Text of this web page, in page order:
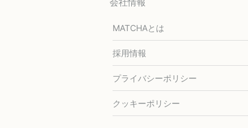
MATCHAとは
採用情報
プライバシーポリシー
クッキーポリシー